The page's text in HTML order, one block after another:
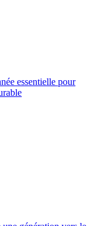
essentielle pour